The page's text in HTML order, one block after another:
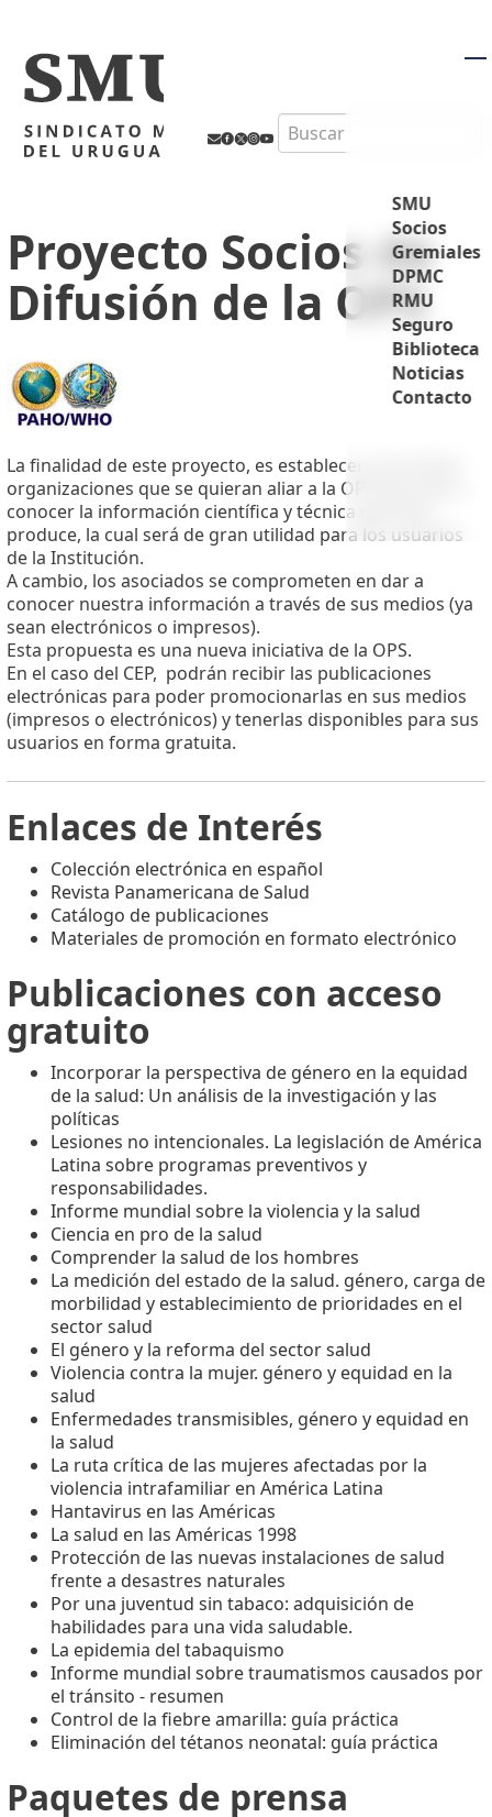
Search
SMU
Socios
Gremiales
DPMC
RMU
Seguro
Biblioteca
Noticias
Contacto
Proyecto Socios de
Difusión de la OPS
La finalidad de este proyecto, es establecer una red de
organizaciones que se quieran aliar a la OPS para dar a
conocer la información científica y técnica que esta
produce, la cual será de gran utilidad para los usuarios
de la Institución.
A cambio, los asociados se comprometen en dar a
conocer nuestra información a través de sus medios (ya
sean electrónicos o impresos).
Esta propuesta es una nueva iniciativa de la OPS.
En el caso del CEP, podrán recibir las publicaciones
electrónicas para poder promocionarlas en sus medios
(impresos o electrónicos) y tenerlas disponibles para sus
usuarios en forma gratuita.
Enlaces de Interés
Colección electrónica en español
Revista Panamericana de Salud
Catálogo de publicaciones
Materiales de promoción en formato electrónico
Publicaciones con acceso
gratuito
Incorporar la perspectiva de género en la equidad
de la salud: Un análisis de la investigación y las
políticas
Lesiones no intencionales. La legislación de América
Latina sobre programas preventivos y
responsabilidades.
Informe mundial sobre la violencia y la salud
Ciencia en pro de la salud
Comprender la salud de los hombres
La medición del estado de la salud. género, carga de
morbilidad y establecimiento de prioridades en el
sector salud
El género y la reforma del sector salud
Violencia contra la mujer. género y equidad en la
salud
Enfermedades transmisibles, género y equidad en
la salud
La ruta crítica de las mujeres afectadas por la
violencia intrafamiliar en América Latina
Hantavirus en las Américas
La salud en las Américas 1998
Protección de las nuevas instalaciones de salud
frente a desastres naturales
Por una juventud sin tabaco: adquisición de
habilidades para una vida saludable.
La epidemia del tabaquismo
Informe mundial sobre traumatismos causados por
el tránsito - resumen
Control de la fiebre amarilla: guía práctica
Eliminación del tétanos neonatal: guía práctica
Paquetes de prensa